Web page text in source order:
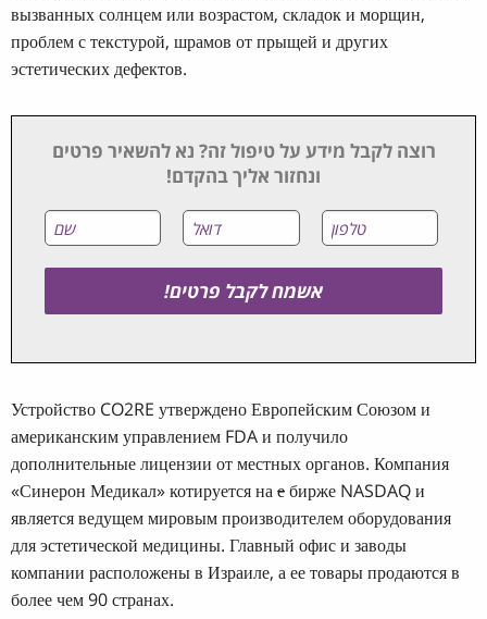
вызванных солнцем или возрастом, складок и морщин,
проблем с текстурой, шрамов от прыщей и других
эстетических дефектов.
רוצה לקבל מידע על טיפול זה? נא להשאיר פרטים
ונחזור אליך בהקדם!
Устройство CO2RE утверждено Европейским Союзом и
американским управлением FDA и получило
дополнительные лицензии от местных органов. Компания
«Синерон Медикал» котируется наебирже NASDAQ и
является ведущем мировым производителем оборудования
для эстетической медицины. Главный офис и заводы
компании расположены в Израиле, а ее товары продаются в
более чем 90 странах.